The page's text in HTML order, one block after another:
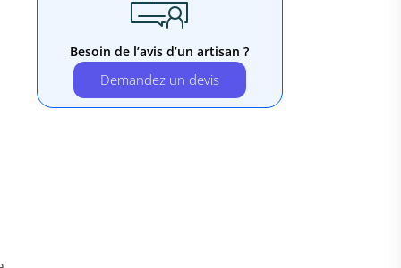
Besoin de l’avis d’un artisan ?
Demandez un devis